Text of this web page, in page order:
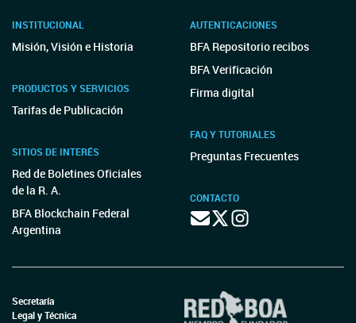
INSTITUCIONAL
Misión, Visión e Historia
PRODUCTOS Y SERVICIOS
Tarifas de Publicación
SITIOS DE INTERÉS
Red de Boletines Oficiales
de la R. A.
BFA Blockchain Federal
Argentina
AUTENTICACIONES
BFA Repositorio recibos
BFA Verificación
Firma digital
FAQ Y TUTORIALES
Preguntas Frecuentes
CONTACTO
Secretaría
Legal y Técnica